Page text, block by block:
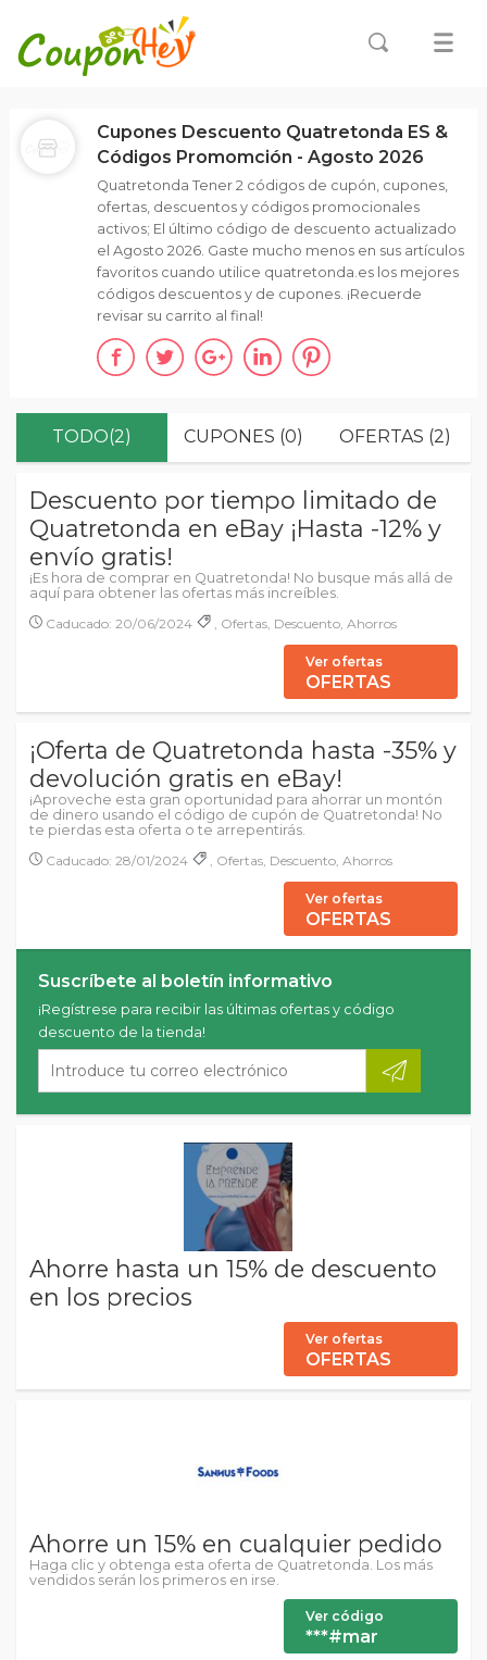
TODO(2) CUPONES (0) OFERTAS (2)
Descuento por tiempo limitado de
Quatretonda en eBay ¡Hasta -12% y
envío gratis!
¡Es hora de comprar en Quatretonda! No busque más allá de
aquí para obtener las ofertas más increíbles.
Caducado: 20/06/2024
, Ofertas, Descuento, Ahorros
Ver ofertas
OFERTAS
¡Oferta de Quatretonda hasta -35% y
devolución gratis en eBay!
¡Aproveche esta gran oportunidad para ahorrar un montón
de dinero usando el código de cupón de Quatretonda! No
te pierdas esta oferta o te arrepentirás.
Caducado: 28/01/2024
, Ofertas, Descuento, Ahorros
Ver ofertas
OFERTAS
Suscríbete al boletín informativo
¡Regístrese para recibir las últimas ofertas y código
descuento de la tienda!
Ahorre hasta un 15% de descuento
en los precios
Ver ofertas
OFERTAS
Ahorre un 15% en cualquier pedido
Haga clic y obtenga esta oferta de Quatretonda. Los más
vendidos serán los primeros en irse.
Ver código
***#mar
Cupones Descuento Quatretonda ES &
Códigos Promomción - Agosto 2026
Quatretonda Tener 2 códigos de cupón, cupones,
ofertas, descuentos y códigos promocionales
activos; El último código de descuento actualizado
el Agosto 2026. Gaste mucho menos en sus artículos
favoritos cuando utilice quatretonda.es los mejores
códigos descuentos y de cupones. ¡Recuerde
revisar su carrito al final!